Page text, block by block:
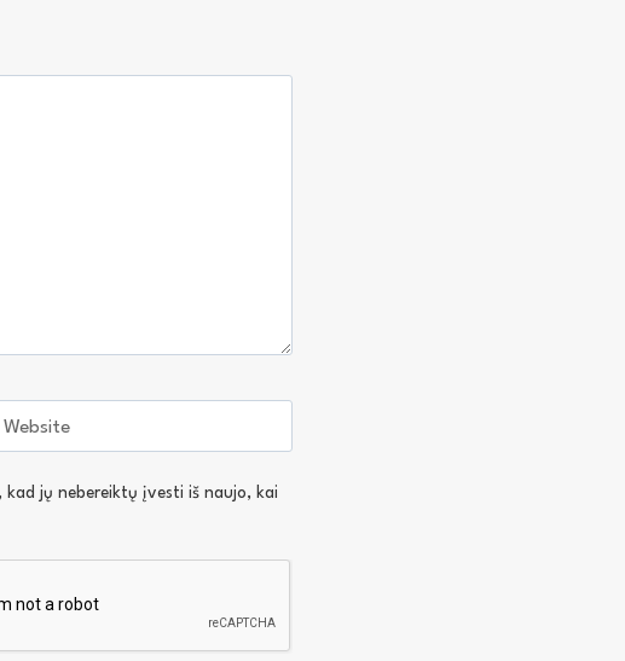
Website
jų nebereiktų įvesti iš naujo, kai